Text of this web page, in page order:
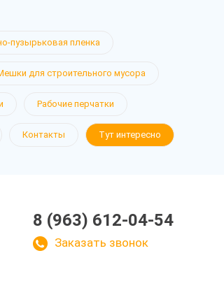
пузырьковая пленка
для строительного мусора
Рабочие перчатки
Контакты Тут интересно
8 (963) 612-04-54
Заказать звонок